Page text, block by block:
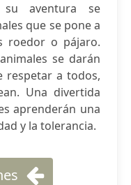
aventura se
que se pone a
roedor o pájaro.
se darán
respetar a todos,
Una divertida
aprenderán una
y la tolerancia.